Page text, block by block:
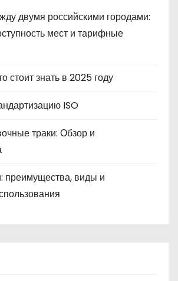
двумя российскими городами:
мест и тарифные
знать в 2025 году
ISO
траки: Обзор и
преимущества, виды и